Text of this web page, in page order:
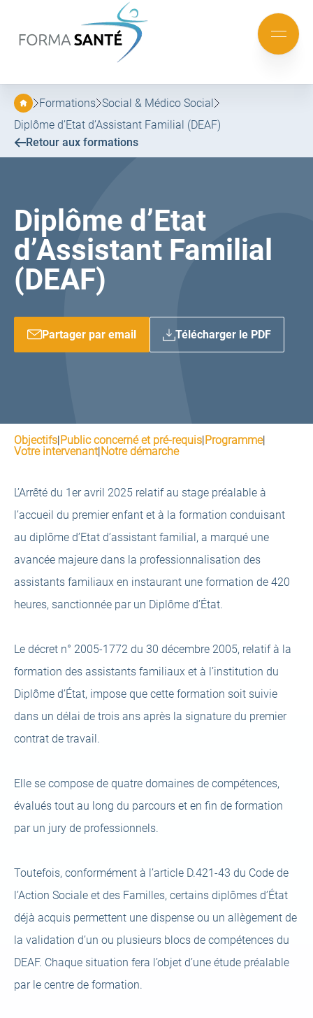
au
menu
au
contenu
Mobile
menu
Formations Social & Médico Social
Diplôme d’Etat d’Assistant Familial (DEAF)
Retour aux formations
Diplôme d’Etat
d’Assistant Familial
(DEAF)
Partager par email Télécharger le PDF
Objectifs|Public concerné et pré-requis|Programme|
Votre intervenant|Notre démarche
L’Arrêté du 1er avril 2025 relatif au stage préalable à
l’accueil du premier enfant et à la formation conduisant
au diplôme d’Etat d’assistant familial, a marqué une
avancée majeure dans la professionnalisation des
assistants familiaux en instaurant une formation de 420
heures, sanctionnée par un Diplôme d’État.
Le décret n° 2005-1772 du 30 décembre 2005, relatif à la
formation des assistants familiaux et à l’institution du
Diplôme d’État, impose que cette formation soit suivie
dans un délai de trois ans après la signature du premier
contrat de travail.
Elle se compose de quatre domaines de compétences,
évalués tout au long du parcours et en fin de formation
par un jury de professionnels.
Toutefois, conformément à l’article D.421-43 du Code de
l’Action Sociale et des Familles, certains diplômes d’État
déjà acquis permettent une dispense ou un allègement de
la validation d’un ou plusieurs blocs de compétences du
DEAF. Chaque situation fera l’objet d’une étude préalable
par le centre de formation.